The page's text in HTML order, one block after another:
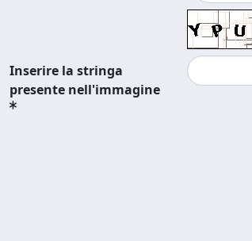
Inserire la stringa
presente nell'immagine